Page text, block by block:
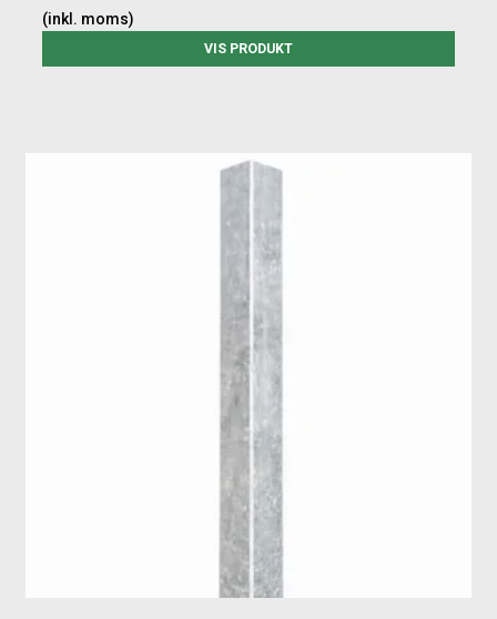
(inkl. moms)
VIS PRODUKT